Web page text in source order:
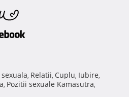
, Relatii, Cuplu, Iubire,
, Pozitii sexuale Kamasutra,